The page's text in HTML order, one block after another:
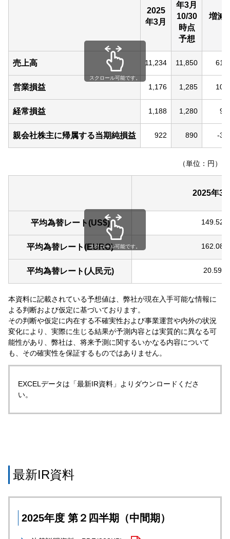
2025
年3月
年3月
10/30
時点
予想
増減
売上高 11,234 11,850 616
営業損益 1,176 1,285 109
経常損益 1,188 1,280 92
親会社株主に帰属する当期純損益 922 890 -32
スクロール可能です。
（単位：円）
2025年3
平均為替レート(US$) 149.52
平均為替レート(EURO) 162.08
平均為替レート(人民元) 20.59
スクロール可能です。
本資料に記載されている予想値は、弊社が現在入手可能な情報に
よる判断および仮定に基づいております。
その判断や仮定に内在する不確実性および事業運営や内外の状況
変化により、実際に生じる結果が予測内容とは実質的に異なる可
能性があり、弊社は、将来予測に関するいかなる内容について
も、その確実性を保証するものではありません。
EXCELデータは「最新IR資料」よりダウンロードくださ
い。
最新IR資料
2025年度 第２四半期（中間期）